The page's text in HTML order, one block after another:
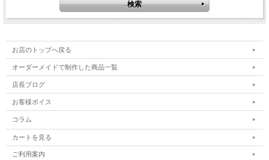
お店のトップへ戻る
オーダーメイドで制作した商品一覧
店長ブログ
お客様ボイス
コラム
カートを見る
ご利用案内